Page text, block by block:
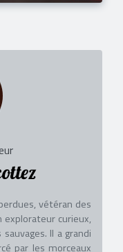
vétéran des
curieux,
Il a grandi
par les morceaux